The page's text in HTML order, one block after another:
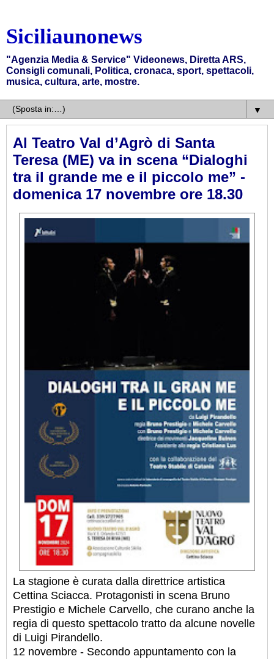
Siciliaunonews
"Agenzia Media & Service" Videonews, Diretta ARS,
Consigli comunali, Politica, cronaca, sport, spettacoli,
musica, cultura, arte, mostre.
▼
Al Teatro Val d’Agrò di Santa
Teresa (ME) va in scena “Dialoghi
tra il grande me e il piccolo me” -
domenica 17 novembre ore 18.30
La stagione è curata dalla direttrice artistica
Cettina Sciacca. Protagonisti in scena Bruno
Prestigio e Michele Carvello, che curano anche la
regia di questo spettacolo tratto da alcune novelle
di Luigi Pirandello.
12 novembre - Secondo appuntamento con la